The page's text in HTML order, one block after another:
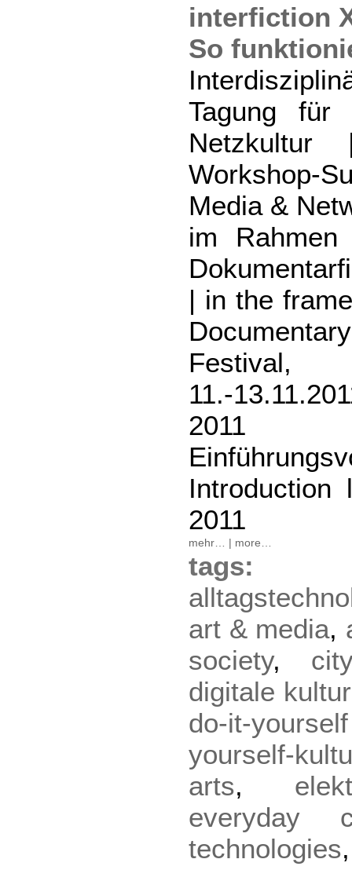
interfiction
So
Tagung für
Netzkultur
Media &
im
| in the
Festival,
11.-
2011
Introduction
2011
mehr… | more…
art & media,
society, city
digitale kultur
do-it-
yourself-
arts,
everyday
technologies